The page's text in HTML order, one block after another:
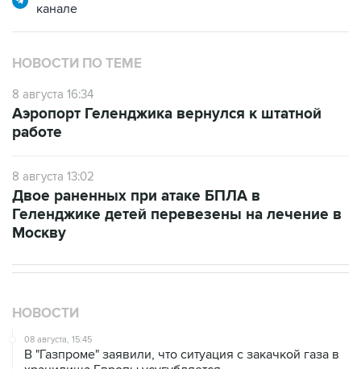
канале
НОВОСТИ ПО ТЕМЕ
8 августа 16:34
Аэропорт Геленджика вернулся к штатной
работе
8 августа 13:02
Двое раненных при атаке БПЛА в
Геленджике детей перевезены на лечение в
Москву
НОВОСТИ
08 августа, 15:45
В "Газпроме" заявили, что ситуация с закачкой газа в